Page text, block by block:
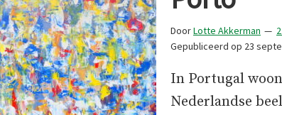
DoorLotte Akkerman
Gepubliceerd op 23
In Portugal
Nederlandse